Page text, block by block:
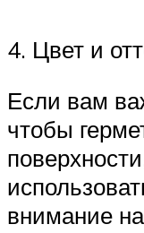
4. Цвет и
Если вам
чтобы
внимание